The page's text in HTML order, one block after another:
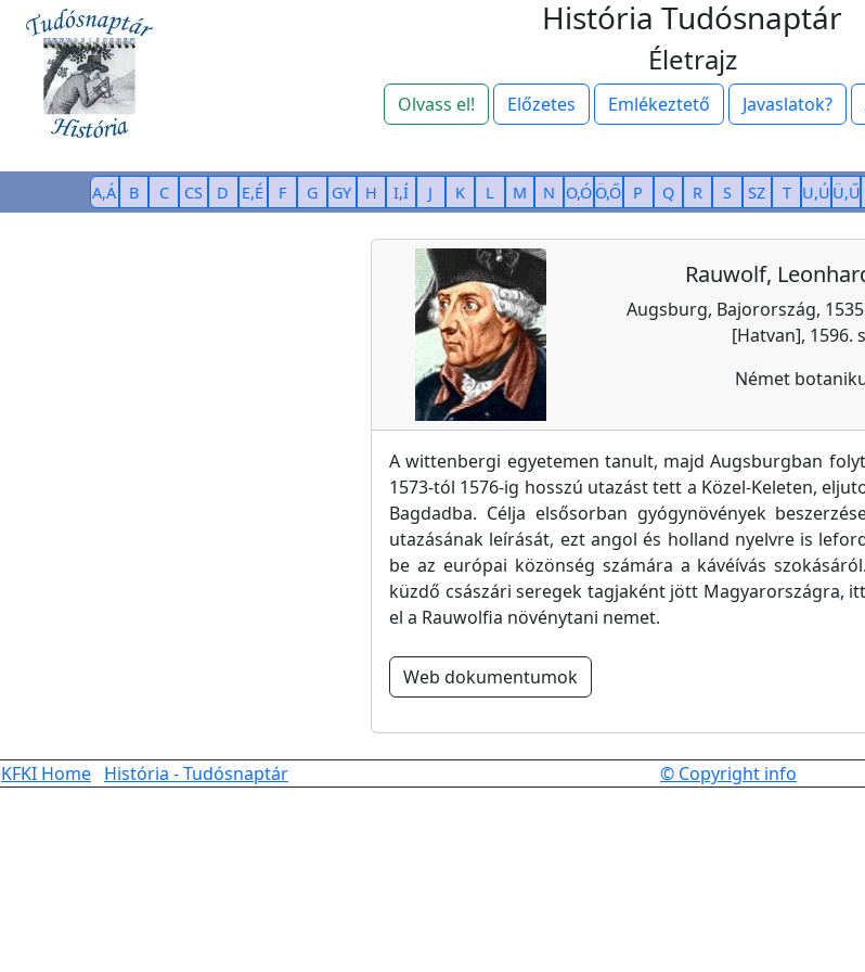
História Tudósnaptár
Életrajz
Olvass el! Előzetes Emlékeztető Javaslatok?
A,Á B C CS D E,É F G GY H I,Í J K L M N O,Ó Ö,Ő P Q R S SZ T U,Ú Ü,Ű
Rauwolf,
Augsburg, Bajorország,
[Hatvan], 1596.
Német
A wittenbergi egyetemen tanult, majd Augsburgban
1573-tól 1576-ig hosszú utazást tett a Közel-Keleten,
Bagdadba. Célja elsősorban gyógynövények
utazásának leírását, ezt angol és holland nyelvre is
be az európai közönség számára a kávéívás
küzdő császári seregek tagjaként jött Magyarországra,
el a Rauwolfia növénytani nemet.
Web dokumentumok
KFKI Home História - Tudósnaptár © Copyright info